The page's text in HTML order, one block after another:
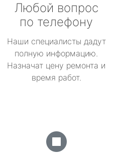
Любой вопрос
по телефону
Наши специалисты дадут
полную информацию.
Назначат цену ремонта и
время работ.